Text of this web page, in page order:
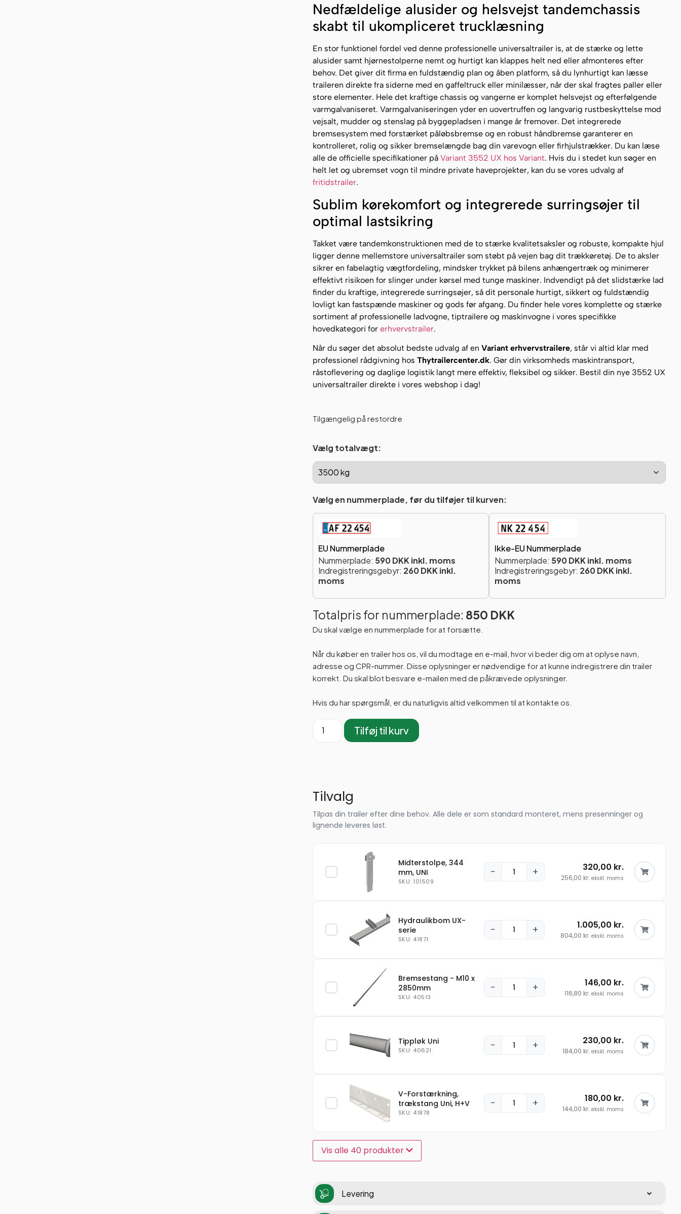
Nedfældelige alusider og helsvejst tandemchassis
skabt til ukompliceret trucklæsning
En stor funktionel fordel ved denne professionelle universaltrailer is, at de stærke og lette
alusider samt hjørnestolperne nemt og hurtigt kan klappes helt ned eller afmonteres efter
behov. Det giver dit firma en fuldstændig plan og åben platform, så du lynhurtigt kan læsse
traileren direkte fra siderne med en gaffeltruck eller minilæsser, når der skal fragtes paller eller
store elementer. Hele det kraftige chassis og vangerne er komplet helsvejst og efterfølgende
varmgalvaniseret. Varmgalvaniseringen yder en uovertruffen og langvarig rustbeskyttelse mod
vejsalt, mudder og stenslag på byggepladsen i mange år fremover. Det integrerede
bremsesystem med forstærket påløbsbremse og en robust håndbremse garanterer en
kontrolleret, rolig og sikker bremselængde bag din varevogn eller firhjulstrækker. Du kan læse
alle de officielle specifikationer på Variant 3552 UX hos Variant. Hvis du i stedet kun søger en
helt let og ubremset vogn til mindre private haveprojekter, kan du se vores udvalg af
fritidstrailer.
Sublim kørekomfort og integrerede surringsøjer til
optimal lastsikring
Takket være tandemkonstruktionen med de to stærke kvalitetsaksler og robuste, kompakte hjul
ligger denne mellemstore universaltrailer som støbt på vejen bag dit trækkøretøj. De to aksler
sikrer en fabelagtig vægtfordeling, mindsker trykket på bilens anhængertræk og minimerer
effektivt risikoen for slinger under kørsel med tunge maskiner. Indvendigt på det slidstærke lad
finder du kraftige, integrerede surringsøjer, så dit personale hurtigt, sikkert og fuldstændig
lovligt kan fastspænde maskiner og gods før afgang. Du finder hele vores komplette og stærke
sortiment af professionelle ladvogne, tiptrailere og maskinvogne i vores specifikke
hovedkategori for erhvervstrailer.
Når du søger det absolut bedste udvalg af en Variant erhvervstrailere, står vi altid klar med
professionel rådgivning hos Thytrailercenter.dk. Gør din virksomheds maskintransport,
råstoflevering og daglige logistik langt mere effektiv, fleksibel og sikker. Bestil din nye 3552 UX
universaltrailer direkte i vores webshop i dag!
Tilgængelig på restordre
Vælg totalvægt:
Vælg en nummerplade, før du tilføjer til kurven:
EU Nummerplade
Nummerplade: 590 DKK inkl. moms
Indregistreringsgebyr: 260 DKK inkl.
moms
Ikke-EU Nummerplade
Nummerplade: 590 DKK inkl. moms
Indregistreringsgebyr: 260 DKK inkl.
moms
Totalpris for nummerplade: 850 DKK
Du skal vælge en nummerplade for at forsætte.
Når du køber en trailer hos os, vil du modtage en e-mail, hvor vi beder dig om at oplyse navn,
adresse og CPR-nummer. Disse oplysninger er nødvendige for at kunne indregistrere din trailer
korrekt. Du skal blot besvare e-mailen med de påkrævede oplysninger.
Hvis du har spørgsmål, er du naturligvis altid velkommen til at kontakte os.
Tilføj til kurv
Tilvalg
Tilpas din trailer efter dine behov. Alle dele er som standard monteret, mens presenninger og
lignende leveres løst.
Midterstolpe, 344
mm, UNI
SKU: 101509
− + 320,00 kr.
256,00 kr. ekskl. moms
Hydraulikbom UX-
serie
SKU: 41871
− + 1.005,00 kr.
804,00 kr. ekskl. moms
Bremsestang - M10 x
2850mm
SKU: 40513
− + 146,00 kr.
116,80 kr. ekskl. moms
Tippløk Uni
SKU: 40621 − + 230,00 kr.
184,00 kr. ekskl. moms
V-Forstærkning,
trækstang Uni, H+V
SKU: 41878
− + 180,00 kr.
144,00 kr. ekskl. moms
Vis alle 40 produkter
Levering